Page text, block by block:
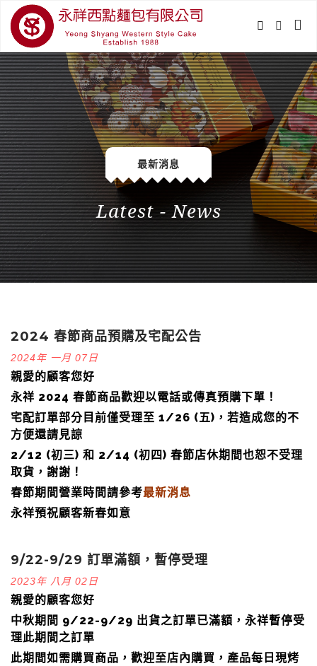
最新消息
Latest - News
2024 春節商品預購及宅配公告
2024年 一月 07日
親愛的顧客您好
永祥 2024 春節商品歡迎以電話或傳真預購下單！
宅配訂單部分目前僅受理至 1/26 (五)，若造成您的不
方便還請見諒
2/12 (初三) 和 2/14 (初四) 春節店休期間也恕不受理
取貨，謝謝！
春節期間營業時間請參考最新消息
永祥預祝顧客新春如意
9/22-9/29 訂單滿額，暫停受理
2023年 八月 02日
親愛的顧客您好
中秋期間 9/22-9/29 出貨之訂單已滿額，永祥暫停受
理此期間之訂單
此期間如需購買商品，歡迎至店內購買，產品每日現烤